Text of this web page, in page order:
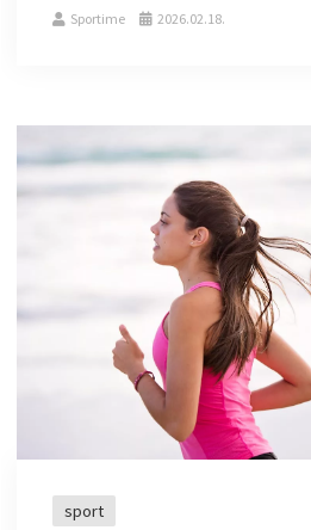
Sportime 2026.02.18.
sport